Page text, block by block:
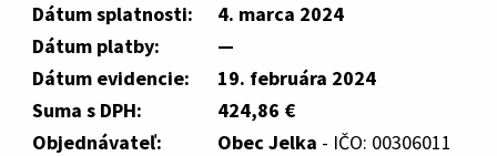
Dátum splatnosti:
4. marca 2024
Dátum platby:
—
Dátum evidencie:
19. februára 2024
Suma s DPH:
424,86 €
Objednávateľ:
Obec Jelka - IČO: 00306011